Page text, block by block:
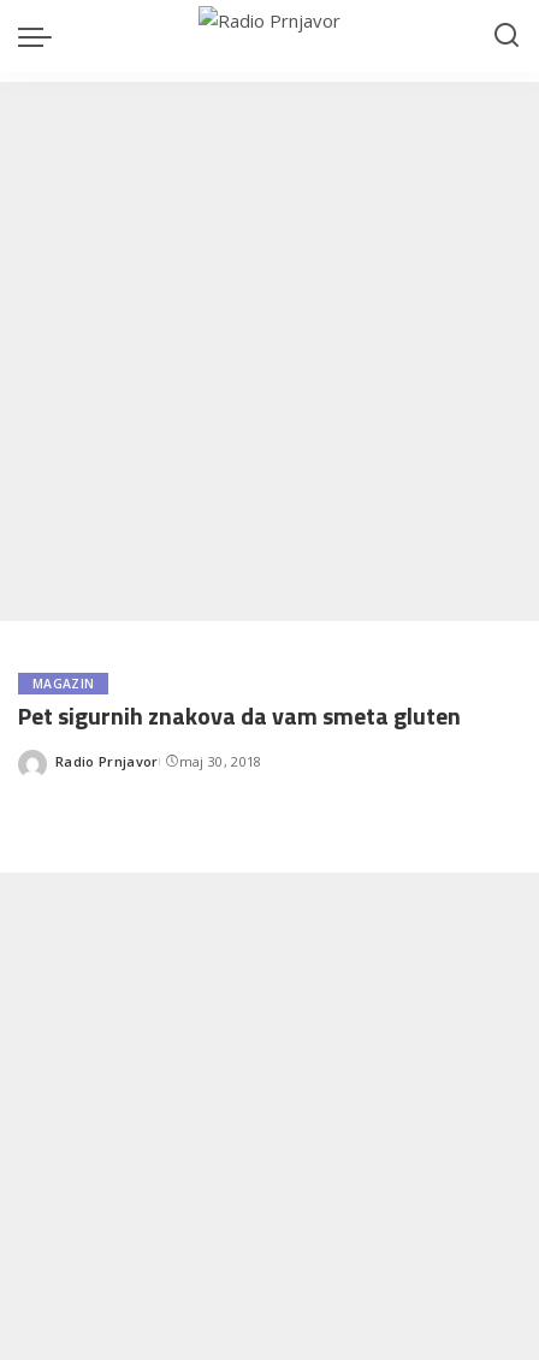
MAGAZIN
Pet sigurnih znakova da vam smeta gluten
Posted
Radio Prnjavor maj 30, 2018